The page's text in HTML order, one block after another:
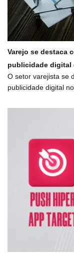
Varejo se destaca
publicidade digital
O setor varejista se
publicidade digital